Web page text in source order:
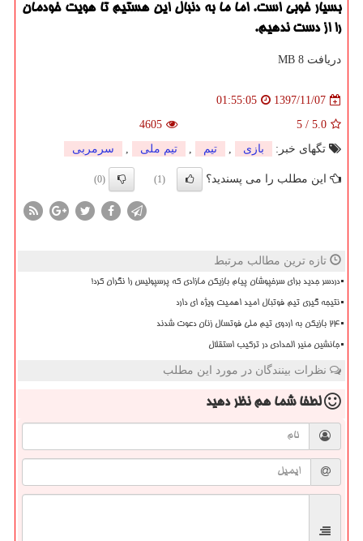
بسیار خوبی است. اما ما به دنبال این هستیم تا هویت خودمان
را از دست ندهیم.
دریافت 8 MB
1397/11/07
01:55:05
5.0
/
5
4605
تگهای خبر:
بازی , تیم , تیم ملی , سرمربی
این مطلب را می پسندید؟ (1)
(0)
تازه ترین مطالب مرتبط
دردسر جدید برای سرخپوشان پیام بازیکن مازادی که پرسپولیس را نگران کرد!
نتیجه گیری تیم فوتبال امید اهمیت ویژه ای دارد
۲۴ بازیکن به اردوی تیم ملی فوتسال زنان دعوت شدند
جانشین منیر الحدادی در ترکیب استقلال
نظرات بینندگان در مورد این مطلب
لطفا شما همنظر دهید